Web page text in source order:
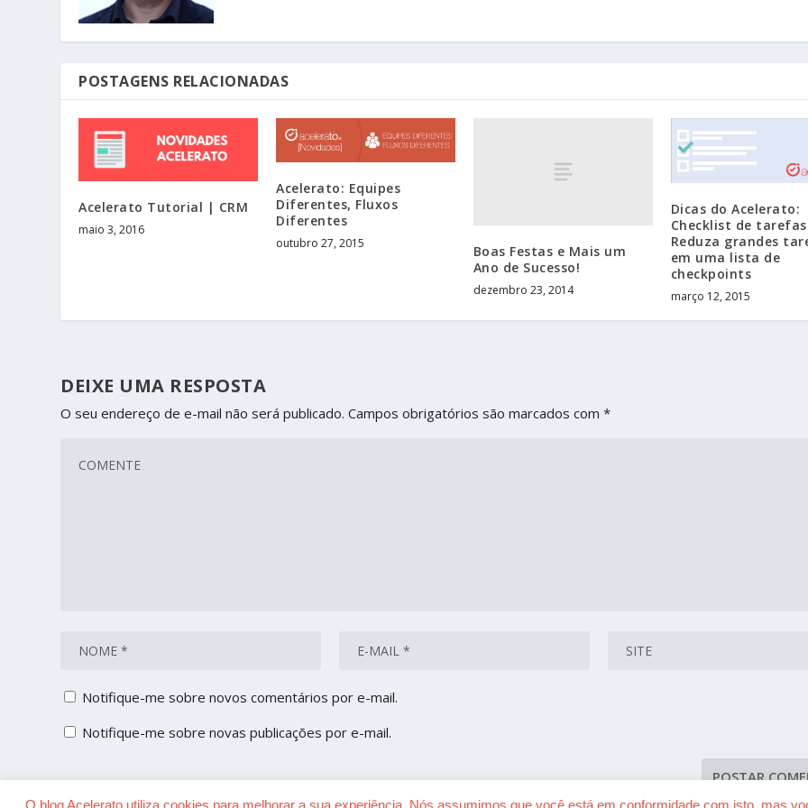
POSTAGENS RELACIONADAS
Acelerato Tutorial | CRM
maio 3, 2016
Acelerato: Equipes
Diferentes, Fluxos
Diferentes
outubro 27, 2015
Boas Festas e Mais um
Ano de Sucesso!
dezembro 23, 2014
Dicas do Acelerato:
Checklist de tarefas
Reduza grandes
em uma lista de
checkpoints
março 12, 2015
DEIXE UMA RESPOSTA
O seu endereço de e-mail não será publicado. Campos obrigatórios são marcados com*
Notifique-me sobre novos comentários por e-mail.
Notifique-me sobre novas publicações por e-mail.
O blog Acelerato utiliza cookies para melhorar a sua experiência. Nós assumimos que você está em conformidade com isto, mas